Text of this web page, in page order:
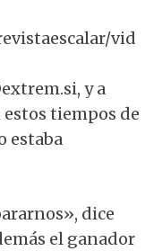
vid
y a
tiempos de
estaba
dice
el ganador